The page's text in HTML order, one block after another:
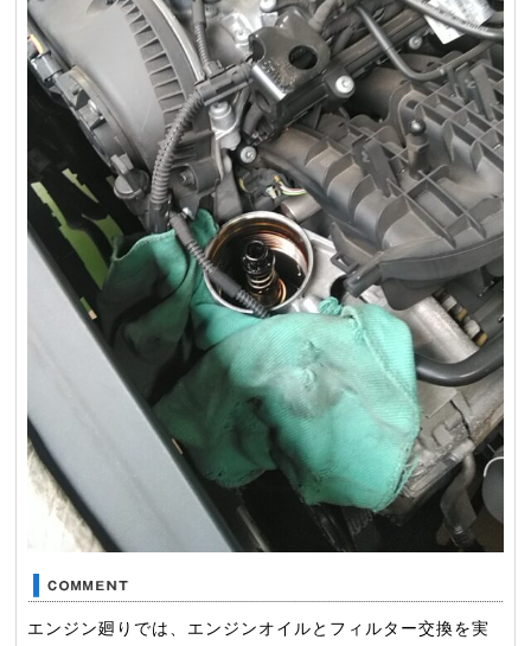
エンジン廻りでは、エンジンオイルとフィルター交換を実